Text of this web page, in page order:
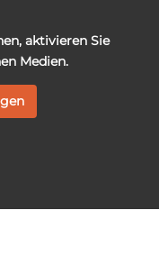
aktivieren Sie
Medien.